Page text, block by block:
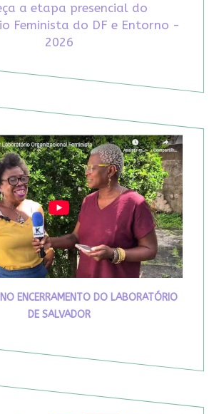
a etapa presencial do
Feminista do DF e Entorno -
2026
ENCERRAMENTO DO LABORATÓRIO
DE SALVADOR